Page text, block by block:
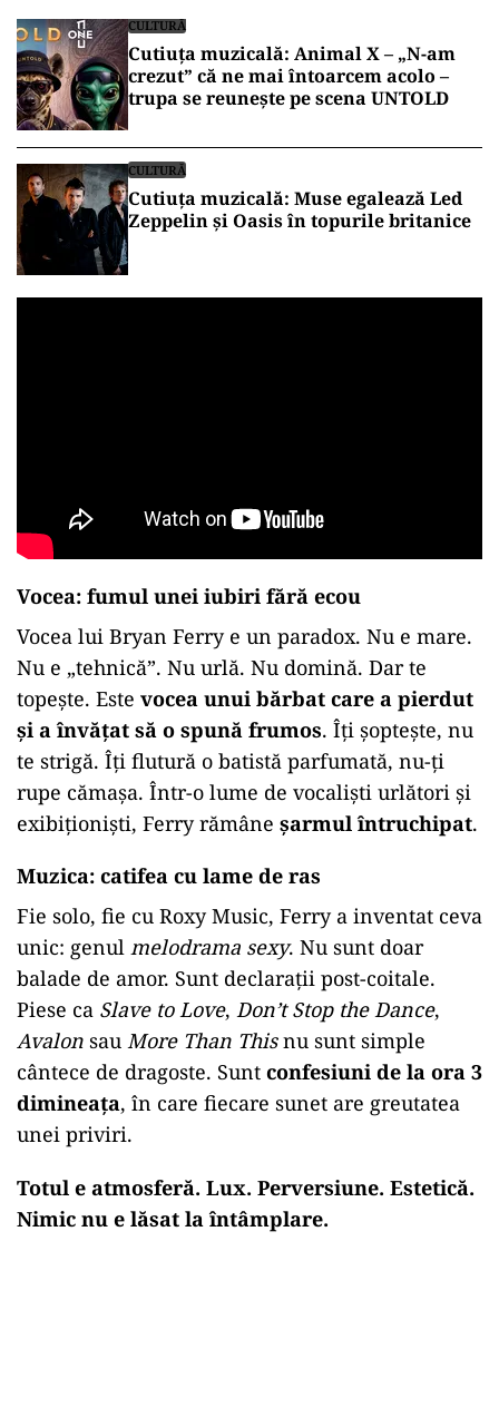
CULTURĂ
Cutiuța muzicală: Animal X – „N-am
crezut” că ne mai întoarcem acolo –
trupa se reunește pe scena UNTOLD
CULTURĂ
Cutiuța muzicală: Muse egalează Led
Zeppelin și Oasis în topurile britanice
Vocea: fumul unei iubiri fără ecou
Vocea lui Bryan Ferry e un paradox. Nu e mare.
Nu e „tehnică”. Nu urlă. Nu domină. Dar te
topește. Este vocea unui bărbat care a pierdut
și a învățat să o spună frumos. Îți șoptește, nu
te strigă. Îți flutură o batistă parfumată, nu-ți
rupe cămașa. Într-o lume de vocaliști urlători și
exibiționiști, Ferry rămâne șarmul întruchipat.
Muzica: catifea cu lame de ras
Fie solo, fie cu Roxy Music, Ferry a inventat ceva
unic: genul melodrama sexy. Nu sunt doar
balade de amor. Sunt declarații post-coitale.
Piese ca Slave to Love, Don’t Stop the Dance,
Avalon sau More Than Thisnu sunt simple
cântece de dragoste. Sunt confesiuni de la ora 3
dimineața, în care fiecare sunet are greutatea
unei priviri.
Totul e atmosferă. Lux. Perversiune. Estetică.
Nimic nu e lăsat la întâmplare.